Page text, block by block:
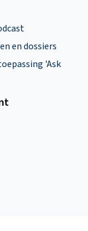
en dossiers
'Ask